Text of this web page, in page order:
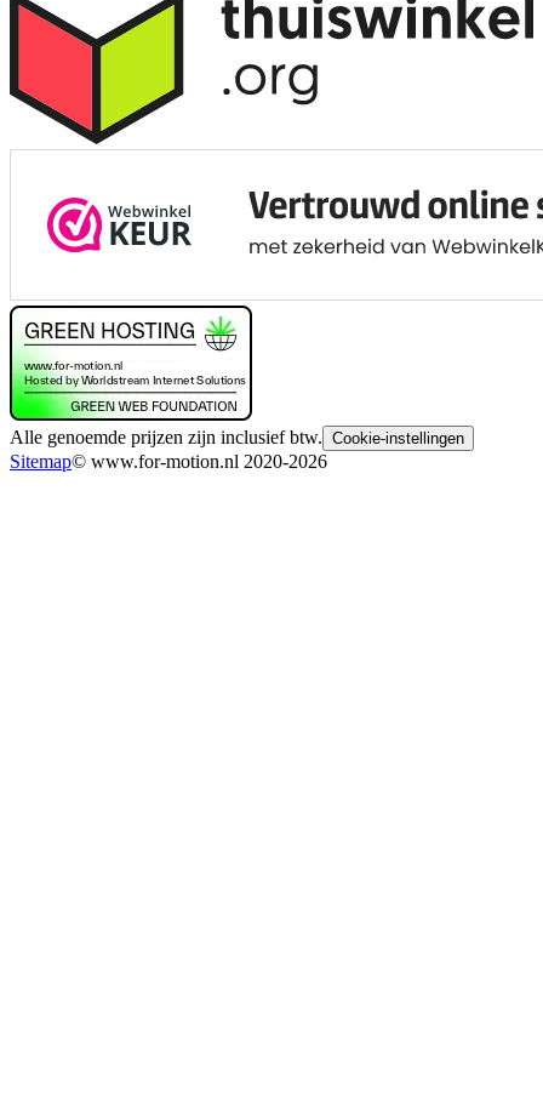
Alle genoemde prijzen zijn inclusief btw. Cookie-instellingen
Sitemap© www.for-motion.nl 2020-2026